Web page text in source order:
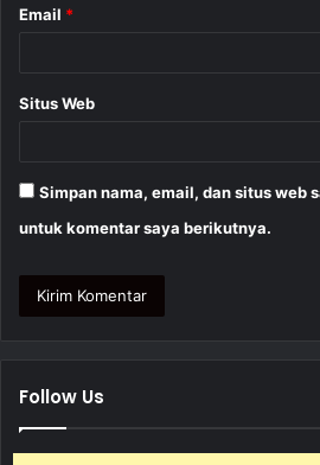
Email *
Situs Web
Simpan nama, email, dan situs web
untuk komentar saya berikutnya.
Follow Us